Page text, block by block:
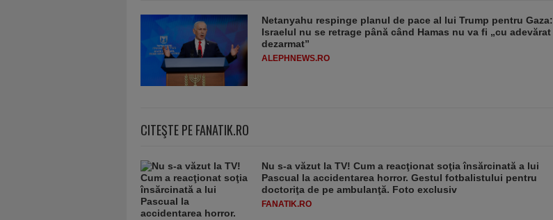
Netanyahu respinge planul de pace al lui Trump pentru Gaza:
Israelul nu se retrage până când Hamas nu va fi „cu adevărat
dezarmat”
ALEPHNEWS.RO
CITEŞTE PE FANATIK.RO
Nu s-a văzut la TV! Cum a reacţionat soţia însărcinată a lui
Pascual la accidentarea horror. Gestul fotbalistului pentru
doctoriţa de pe ambulanţă. Foto exclusiv
FANATIK.RO